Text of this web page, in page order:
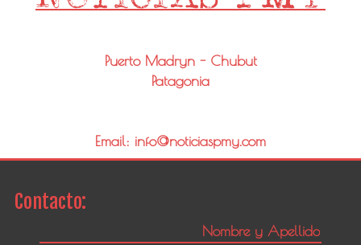
Puerto Madryn - Chubut
Patagonia
Email: info@noticiaspmy.com
Contacto: